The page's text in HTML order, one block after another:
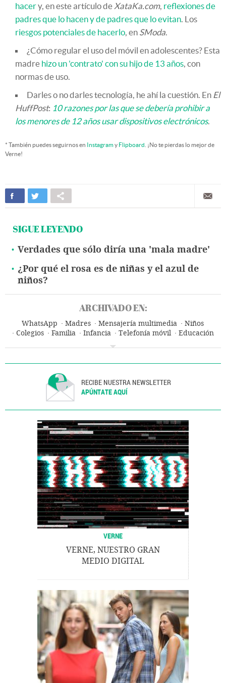
hacery, en este artículo de XataKa.com, reflexiones de
padres que lo hacen y de padres que lo evitan . Los
riesgos potenciales de hacerlo , en SModa
¿Cómo regular el uso del móvil en adolescentes? Esta
madre hizo un 'contrato' con su hijo de 13 años , con
normas de uso.
Darles o no darles tecnología, he ahí la cuestión. En El
HuffPost: 10 razones por las que se debería prohibir a
los menores de 12 años usar dispositivos electrónicos.
* También puedes seguirnos en Instagramy Flipboard . ¡No te pierdas lo mejor de
Verne!
SIGUE LEYENDO
Verdades que sólo diría una 'mala madre'
¿Por qué el rosa es de niñas y el azul de
niños?
ARCHIVADO EN:
WhatsApp Madres Mensajería multimedia
Niños
Colegios
Familia Infancia Telefonía móvil
Educación
RECIBE NUESTRA NEWSLETTER
APÚNTATE AQUÍ
VERNE
VERNE, NUESTRO GRAN
MEDIO DIGITAL